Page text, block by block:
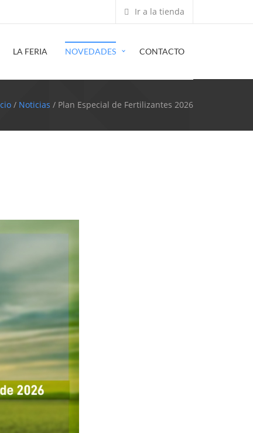
Ir a la tienda
LA FERIA NOVEDADES CONTACTO
/ Noticias / Plan Especial de Fertilizantes 2026